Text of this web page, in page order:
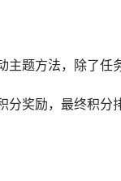
主题方法，除了任
分奖励，最终积